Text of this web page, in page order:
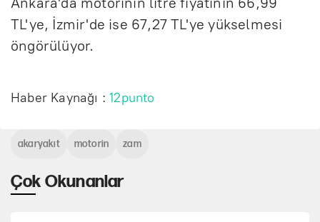
TL'ye, İzmir'de ise 67,27 TL'ye yükselmesi
öngörülüyor.
Haber Kaynağı :12punto
Çok Okunanlar
akaryakıt motorin zam